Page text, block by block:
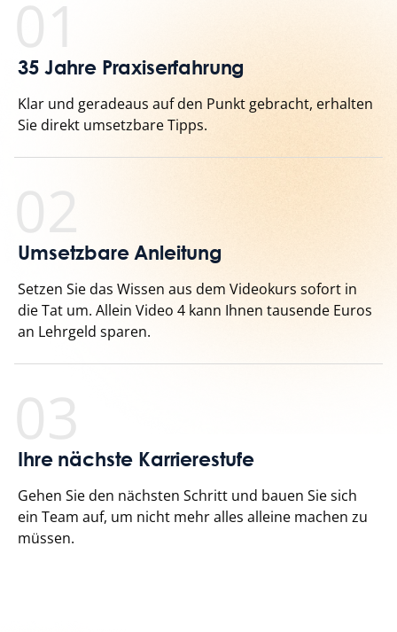
35 Jahre Praxiserfahrung
Klar und geradeaus auf den Punkt gebracht, erhalten
Sie direkt umsetzbare Tipps.
Umsetzbare Anleitung
Setzen Sie das Wissen aus dem Videokurs sofort in
die Tat um. Allein Video 4 kann Ihnen tausende Euros
an Lehrgeld sparen.
Ihre nächste Karrierestufe
Gehen Sie den nächsten Schritt und bauen Sie sich
ein Team auf, um nicht mehr alles alleine machen zu
müssen.